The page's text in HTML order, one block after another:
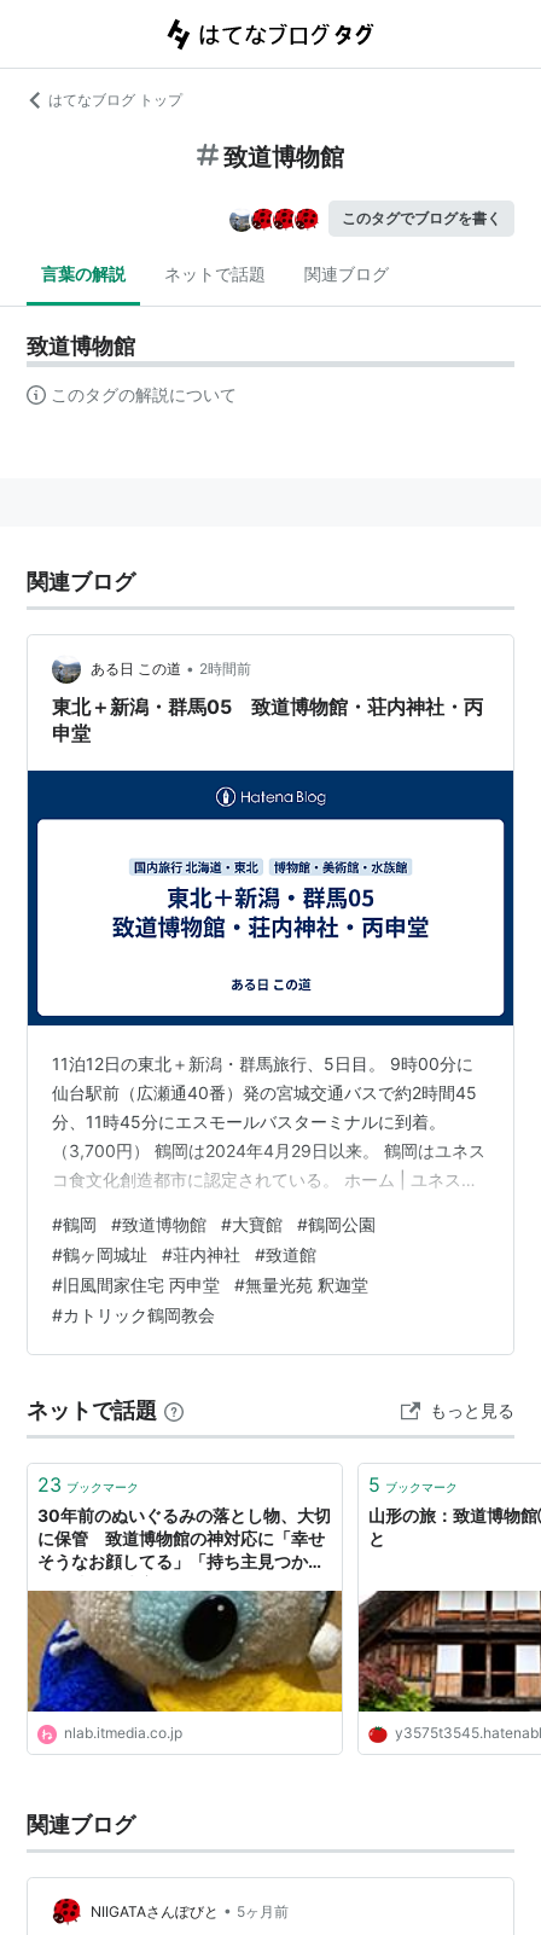
はてなブログ トップ
致道博物館
このタグでブログを書く
言葉の解説 ネットで話題 関連ブログ
致道博物館
このタグの解説について
関連ブログ
ある日 この道 • 2時間前
東北＋新潟・群馬05 致道博物館・荘内神社・丙
申堂
11泊12日の東北＋新潟・群馬旅行、5日目。 9時00分に
仙台駅前（広瀬通40番）発の宮城交通バスで約2時間45
分、11時45分にエスモールバスターミナルに到着。
（3,700円） 鶴岡は2024年4月29日以来。 鶴岡はユネス
コ食文化創造都市に認定されている。 ホーム | ユネスコ
バスで約10分、12時55分に致道博物館に到着。 致道博物
館 徳川四天王の筆頭・酒井忠次を祖とする酒井家は、3
代忠勝が1622年（元和8年）年に庄内へ入部してから明
治の版籍奉還まで約250年、この地を治めた。2022年に
は入部400年を迎えた。 その旧荘内藩主第…
#鶴岡 #致道博物館 #大寶館 #鶴岡公園
#鶴ヶ岡城址 #荘内神社 #致道館
#旧風間家住宅 丙申堂 #無量光苑 釈迦堂
#カトリック鶴岡教会
ネットで話題 もっと見る
23 ブックマーク
30年前のぬいぐるみの落とし物、大切
に保管 致道博物館の神対応に「幸せ
そうなお顔してる」「持ち主見つかっ
nlab.itmedia.co.jp
5 ブックマーク
山形の旅：致道博物
と
関連ブログ
NIIGATAさんぽびと • 5ヶ月前